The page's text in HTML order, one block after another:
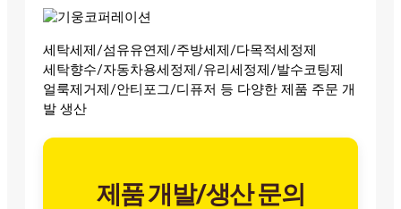
세탁세제/섬유유연제/주방세제/다목적세정제
세탁향수/자동차용세정제/유리세정제/발수코팅제
얼룩제거제/안티포그/디퓨저 등 다양한 제품 주문 개
발 생산
제품 개발/생산 문의